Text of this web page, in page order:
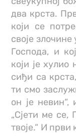
два крста.
који се
своје
Господа, и
који је
сиђи са
ти смо
он је
„Сјети ме се,
твоје.“ И први